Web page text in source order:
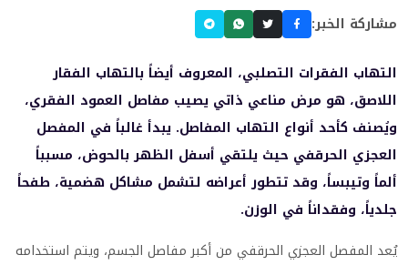
مشاركة الخبر:
التهاب الفقرات التصلبي، المعروف أيضاً بالتهاب الفقار
اللاصق، هو مرض مناعي ذاتي يصيب مفاصل العمود الفقري،
ويُصنف كأحد أنواع التهاب المفاصل. يبدأ غالباً في المفصل
العجزي الحرقفي حيث يلتقي أسفل الظهر بالحوض، مسبباً
ألماً وتيبساً، وقد تتطور أعراضه لتشمل مشاكل هضمية، طفحاً
جلدياً، وفقداناً في الوزن.
يُعد المفصل العجزي الحرقفي من أكبر مفاصل الجسم، ويتم استخدامه